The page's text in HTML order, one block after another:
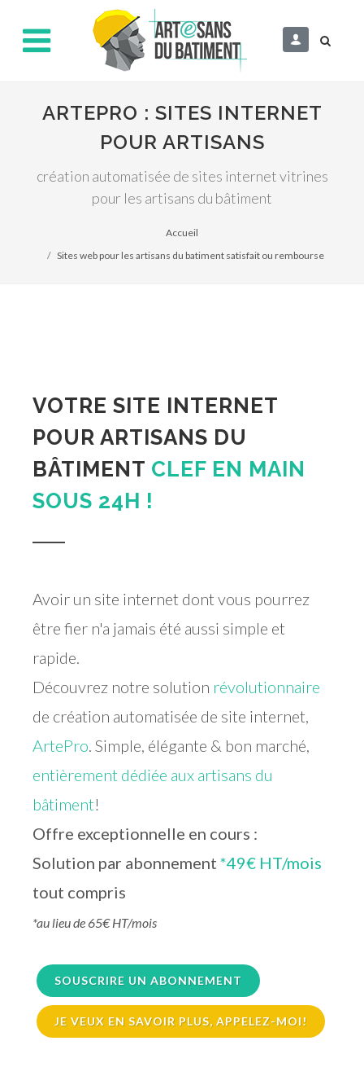
ARTEPRO : SITES INTERNET
POUR ARTISANS
création automatisée de sites internet vitrines
pour les artisans du bâtiment
Accueil
Sites web pour les artisans du batiment satisfait ou rembourse
VOTRE SITE INTERNET
POUR ARTISANS DU
BÂTIMENT CLEF EN MAIN
SOUS 24H !
Avoir un site internet dont vous pourrez
être fier n'a jamais été aussi simple et
rapide.
Découvrez notre solution révolutionnaire
de création automatisée de site internet,
ArtePro. Simple, élégante & bon marché,
entièrement dédiée aux artisans du
bâtiment!
Offre exceptionnelle en cours :
Solution par abonnement *49€ HT/mois
tout compris
*au lieu de 65€ HT/mois
SOUSCRIRE UN ABONNEMENT
JE VEUX EN SAVOIR PLUS, APPELEZ-MOI!